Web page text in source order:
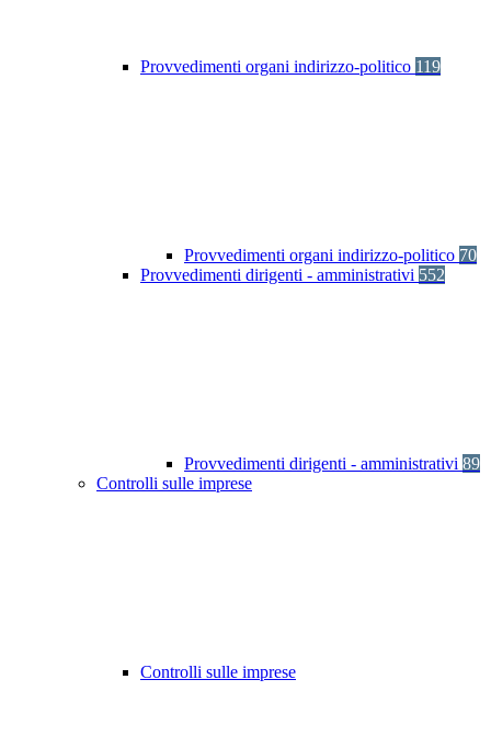
Provvedimenti organi indirizzo-politico 119
Provvedimenti organi indirizzo-politico 70
Provvedimenti dirigenti - amministrativi 552
Provvedimenti dirigenti - amministrativi 89
Controlli sulle imprese
Controlli sulle imprese